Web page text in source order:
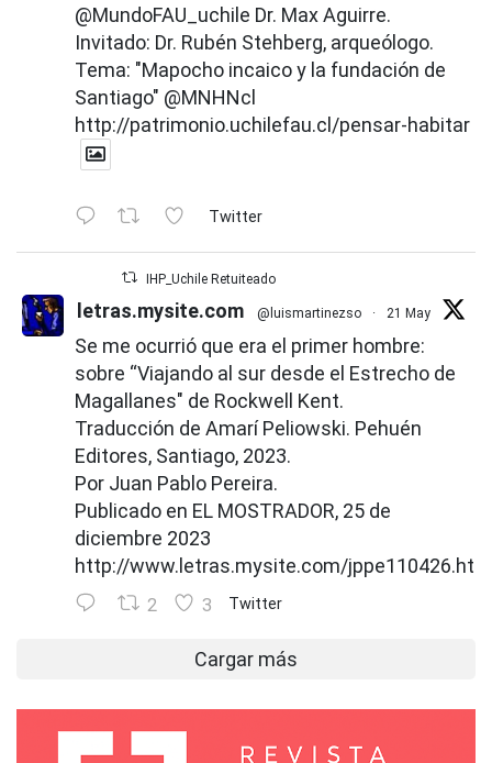
@MundoFAU_uchile Dr. Max Aguirre.
Invitado: Dr. Rubén Stehberg, arqueólogo.
Tema: "Mapocho incaico y la fundación de
Santiago" @MNHNcl
http://patrimonio.uchilefau.cl/pensar-habitar
Twitter
IHP_Uchile Retuiteado
letras.mysite.com @luismartinezso · 21 May
Se me ocurrió que era el primer hombre:
sobre “Viajando al sur desde el Estrecho de
Magallanes" de Rockwell Kent.
Traducción de Amarí Peliowski. Pehuén
Editores, Santiago, 2023.
Por Juan Pablo Pereira.
Publicado en EL MOSTRADOR, 25 de
diciembre 2023
http://www.letras.mysite.com/
2 3 Twitter
Cargar más